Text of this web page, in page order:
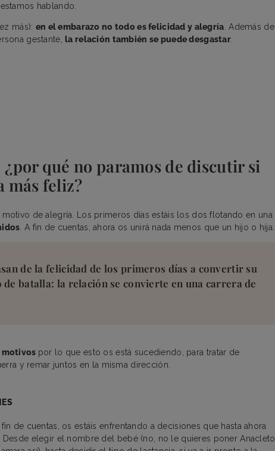
hablando.
más): en el embarazo no todo es felicidad y alegría . Además de
gestante,
la relación también se puede desgastar
qué no paramos de discutir si
más feliz?
motivo de alegría. Los primeros días estáis los dos flotando en una
. A fin de cuentas, ahora os unirá nada menos que un hijo o hija.
de la felicidad de los primeros días a convertir su
de batalla: la relación se convierte en una carrera de
por lo que esto os está sucediendo, para tratar de
y remar juntos en la misma dirección.
de cuentas, os estáis enfrentando a decisiones que hasta ahora
Desde elegir el nombre del bebé (no, no le quieres poner Anacleto